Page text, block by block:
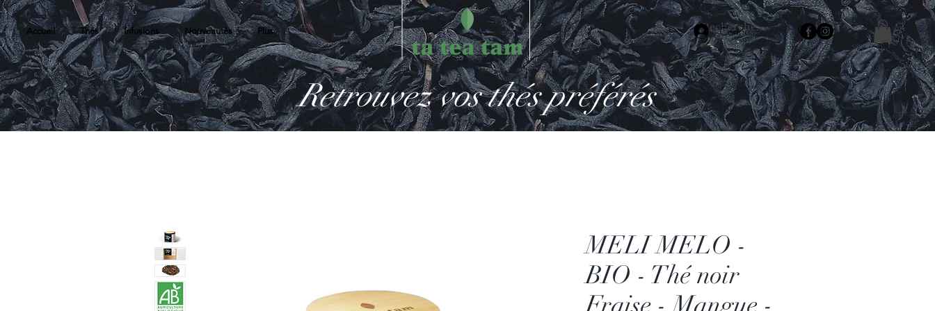
Accueil Thés Infusions Nouveautés Plus Connexion
Retrouvez vos thés préférés
MELI MELO -
BIO - Thé noir
Fraise - Mangue -